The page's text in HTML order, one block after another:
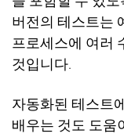
버전의 테스트는
프로세스에 여러
것입니다.
자동화된 테스트
배우는 것도 도움